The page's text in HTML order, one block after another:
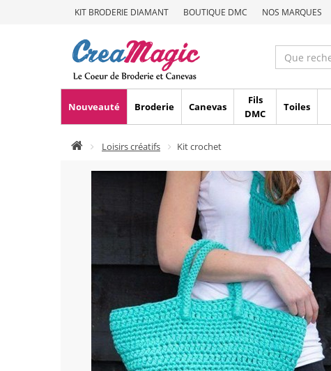
KIT BRODERIE DIAMANT BOUTIQUE DMC NOS MARQUES
Nouveauté Broderie Canevas
Fils
DMC
Toiles
Loisirs créatifs Kit crochet